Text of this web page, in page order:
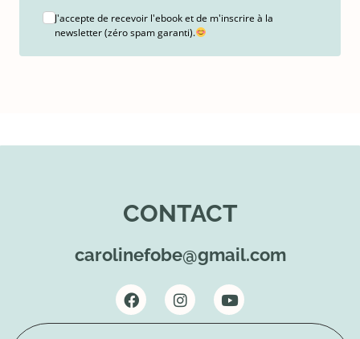
J'accepte de recevoir l'ebook et de m'inscrire à la
newsletter (zéro spam garanti).
CONTACT
carolinefobe@gmail.com